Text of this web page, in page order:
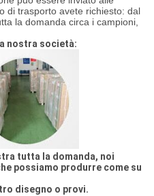
di trasporto avete richiesto: dal
la domanda circa i campioni,
nostra società:
tutta la domanda, noi
possiamo produrre come su
disegno o provi.